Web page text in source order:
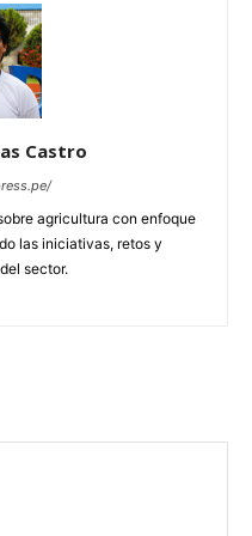
Castro
agricultura con enfoque
las iniciativas, retos y
sector.